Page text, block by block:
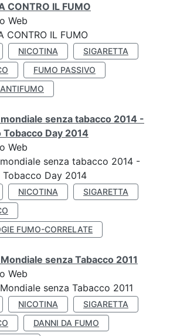
CONTRO IL FUMO
Web
CONTRO IL FUMO
NICOTINA
SIGARETTA
FUMO PASSIVO
senza tabacco 2014 -
Tobacco Day 2014
Web
senza tabacco 2014 -
Day 2014
NICOTINA
SIGARETTA
FUMO-CORRELATE
senza Tabacco 2011
Web
senza Tabacco 2011
NICOTINA
SIGARETTA
DANNI DA FUMO